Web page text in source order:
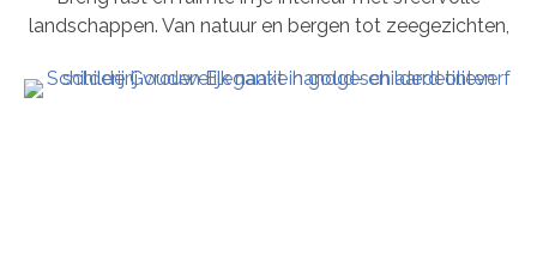
landschappen. Van natuur en bergen tot zeegezichten,